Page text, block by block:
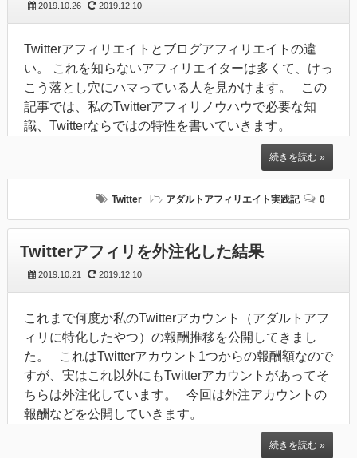
2019.10.26 2019.12.10
Twitterアフィリエイトとブログアフィリエイトの違
い。 これを知らないアフィリエイターは多くて、けっ
こう落とし穴にハマっている人を見かけます。 この
記事では、私のTwitterアフィリノウハウで必要な知
識、Twitterならではの特性を書いていきます。
続きを読む »
Twitter アダルトアフィリエイト実践記 0
Twitterアフィリを外注化した結果
2019.10.21 2019.12.10
これまで何度か私のTwitterアカウント（アダルトアフ
ィリに特化したやつ）の報酬推移を公開してきまし
た。 これはTwitterアカウント1つからの報酬額なので
すが、実はこれ以外にもTwitterアカウントがあってそ
ちらは外注化しています。 今回は外注アカウントの
報酬などを公開していきます。
続きを読む »